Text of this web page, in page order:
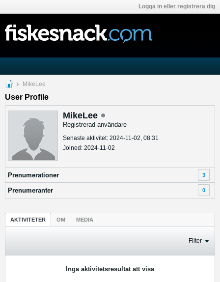
Logga in eller registrera dig
MikeLee
User Profile
MikeLee
Registrerad användare
Senaste aktivitet: 2024-11-02, 08:31
Joined: 2024-11-02
Prenumerationer 3
Prenumeranter 0
AKTIVITETER OM MEDIA
Filter
Inga aktivitetsresultat att visa